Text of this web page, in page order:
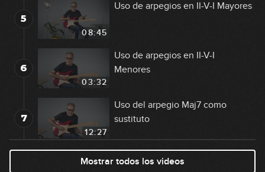
5
08:45
Uso de arpegios en II-V-I Mayores
6
03:32
Uso de arpegios en II-V-I
Menores
7
12:27
Uso del arpegio Maj7 como
sustituto
Uso del arpegio m7 y pentatónica
Mostrar todos los videos